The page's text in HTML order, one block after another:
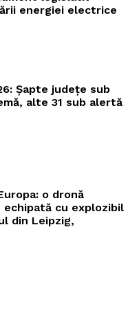
energiei electrice
Șapte județe sub
alte 31 sub alertă
o dronă
echipată cu explozibil
din Leipzig,